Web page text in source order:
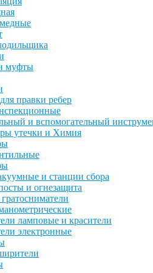
муфты
правки ребер
и вспомогательный
утечки и Химия
и станции сбора
и огнезащита
ламповые и красители
электронные